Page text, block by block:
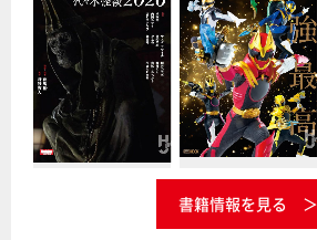
書籍情報を見る